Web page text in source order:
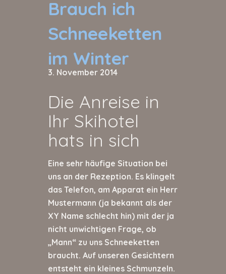
Brauch ich
Schneeketten
im Winter
3. November 2014
Die Anreise in
Ihr Skihotel
hats in sich
Eine sehr häufige Situation bei
uns an der Rezeption. Es klingelt
das Telefon, am Apparat ein Herr
Mustermann (ja bekannt als der
XY Name schlecht hin) mit der ja
nicht unwichtigen Frage, ob
„Mann“ zu uns Schneeketten
braucht. Auf unseren Gesichtern
entsteht ein kleines Schmunzeln.